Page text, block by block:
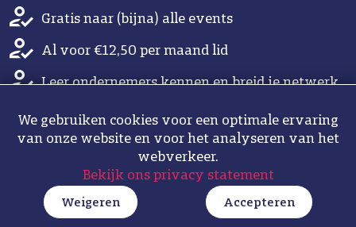
We gebruiken cookies voor een optimale ervaring
van onze website en voor het analyseren van het
webverkeer.
Bekijk ons privacy statement
Accepteren
Weigeren
Gratis naar (bijna) alle events
Al voor €12,50 per maand lid
Leer ondernemers kennen en breid je netwerk
Gezellige bijeenkomsten
Automatisch ook lid van de WBG